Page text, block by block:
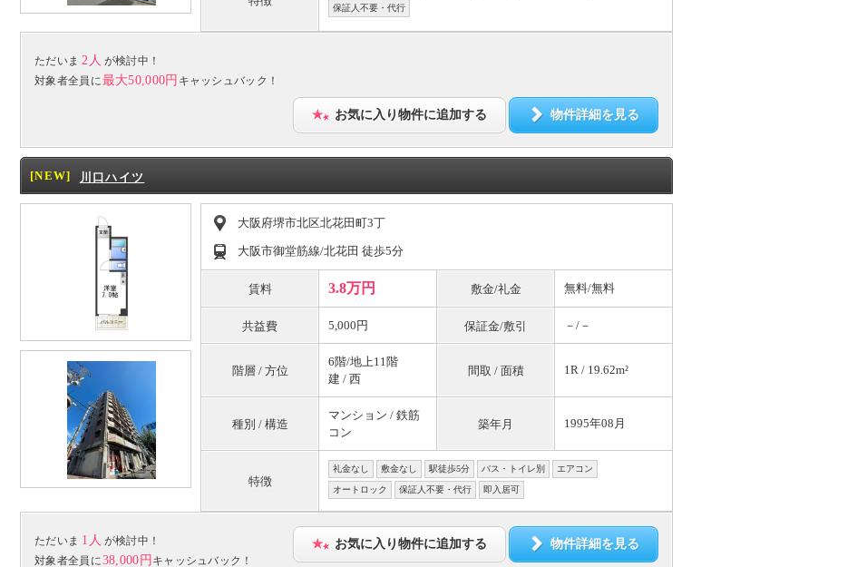
保証人不要・代行
ただいま 2人 が検討中！
対象者全員に最大50,000円 キャッシュバック！
お気に入り物件に追加する 物件詳細を見る
[NEW] 川口ハイツ
大阪府堺市北区北花田町3丁
大阪市御堂筋線/北花田 徒歩5分
賃料 3.8万円 敷金/礼金 無料/無料
共益費 5,000円 保証金/敷引 －/－
階層 / 方位
6階/地上11階
建 / 西
間取 / 面積 1R / 19.62m²
種別 / 構造
マンション / 鉄筋
コン
築年月 1995年08月
特徴
礼金なし 敷金なし 駅徒歩5分 バス・トイレ別 エアコン
オートロック 保証人不要・代行 即入居可
ただいま 1人 が検討中！
対象者全員に38,000円 キャッシュバック！
お気に入り物件に追加する 物件詳細を見る